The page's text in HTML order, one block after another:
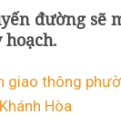
đường sẽ
giao thông
Hòa